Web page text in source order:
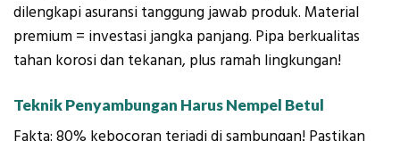
dilengkapi asuransi tanggung jawab produk. Material
premium = investasi jangka panjang. Pipa berkualitas
tahan korosi dan tekanan, plus ramah lingkungan!
Teknik Penyambungan Harus Nempel Betul
Fakta: 80% kebocoran terjadi di sambungan! Pastikan